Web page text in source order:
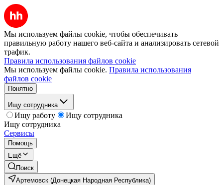
Мы используем файлы cookie, чтобы обеспечивать
правильную работу нашего веб-сайта и анализировать сетевой
трафик.
Правила использования файлов cookie
Мы используем файлы cookie. Правила использования
файлов cookie
Понятно
Ищу сотрудника
Ищу работу
Ищу сотрудника
Ищу сотрудника
Сервисы
Помощь
Ещё
Поиск
Артемовск (Донецкая Народная Республика)